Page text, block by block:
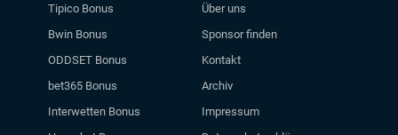
Tipico Bonus
Bwin Bonus
ODDSET Bonus
bet365 Bonus
Interwetten Bonus
Über uns
Sponsor finden
Kontakt
Archiv
Impressum